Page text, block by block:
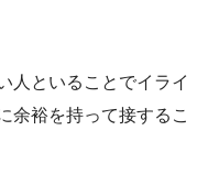
人といることでイライ
余裕を持って接するこ